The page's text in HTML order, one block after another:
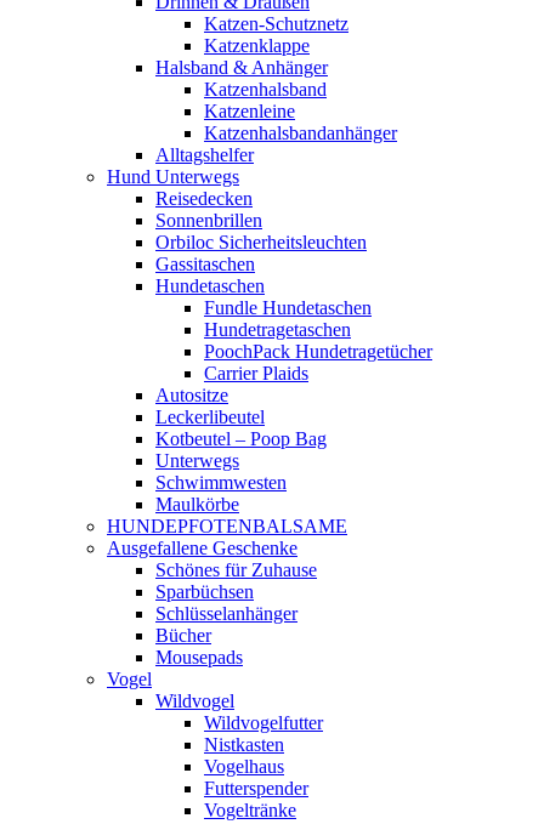
Katzen-Schutznetz
Katzenklappe
Halsband & Anhänger
Katzenhalsband
Katzenleine
Katzenhalsbandanhänger
Alltagshelfer
Hund Unterwegs
Reisedecken
Sonnenbrillen
Orbiloc Sicherheitsleuchten
Gassitaschen
Hundetaschen
Fundle Hundetaschen
Hundetragetaschen
PoochPack Hundetragetücher
Carrier Plaids
Autositze
Leckerlibeutel
Kotbeutel – Poop Bag
Unterwegs
Schwimmwesten
Maulkörbe
HUNDEPFOTENBALSAME
Ausgefallene Geschenke
Schönes für Zuhause
Sparbüchsen
Schlüsselanhänger
Bücher
Mousepads
Vogel
Wildvogel
Wildvogelfutter
Nistkasten
Vogelhaus
Futterspender
Vogeltränke